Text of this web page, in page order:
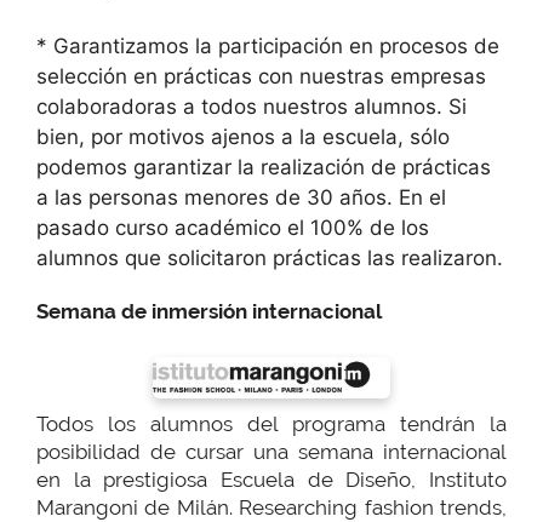
* Garantizamos la participación en procesos de
selección en prácticas con nuestras empresas
colaboradoras a todos nuestros alumnos. Si
bien, por motivos ajenos a la escuela, sólo
podemos garantizar la realización de prácticas
a las personas menores de 30 años. En el
pasado curso académico el 100% de los
alumnos que solicitaron prácticas las realizaron.
Semana de inmersión internacional
Todos los alumnos del programa tendrán la
posibilidad de cursar una semana internacional
en la prestigiosa Escuela de Diseño, Instituto
Marangoni de Milán. Researching fashion trends,